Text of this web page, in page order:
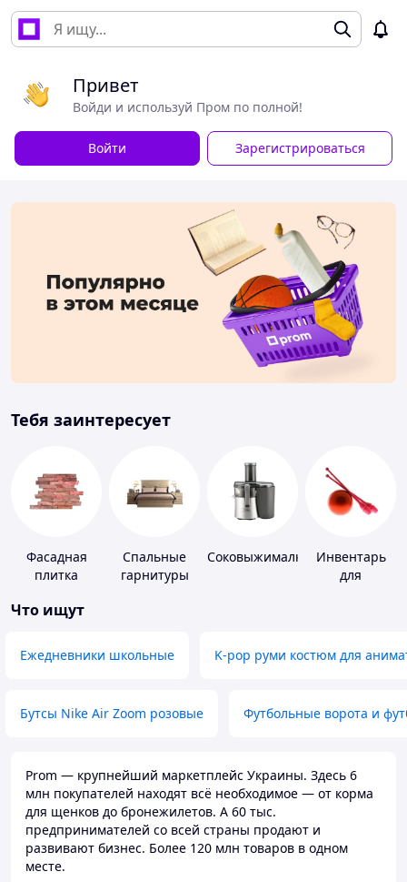
Привет
Войди и используй Пром по полной!
Войти Зарегистрироваться
Тебя заинтересует
Фасадная
плитка
Спальные
гарнитуры
Соковыжималки
Инвентарь
для
Что ищут
Ежедневники школьные K-pop руми костюм для
Бутсы Nike Air Zoom розовые Футбольные ворота и
Prom — крупнейший маркетплейс Украины. Здесь 6
млн покупателей находят всё необходимое — от корма
для щенков до бронежилетов. А 60 тыс.
предпринимателей со всей страны продают и
развивают бизнес. Более 120 млн товаров в одном
месте.